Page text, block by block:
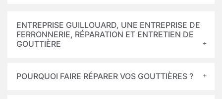
ENTREPRISE GUILLOUARD, UNE ENTREPRISE DE
FERRONNERIE, RÉPARATION ET ENTRETIEN DE
GOUTTIÈRE
POURQUOI FAIRE RÉPARER VOS GOUTTIÈRES ?